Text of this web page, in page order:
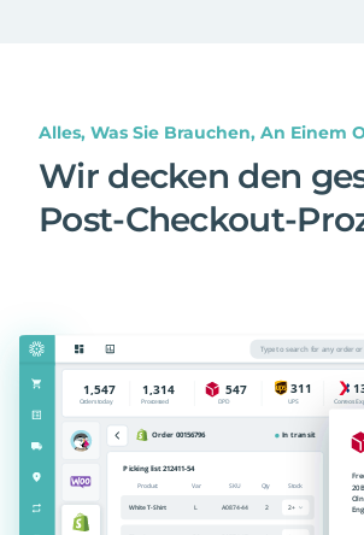
Alles, Was Sie Brauchen, An Einem
Wir decken den
Post-Checkout-